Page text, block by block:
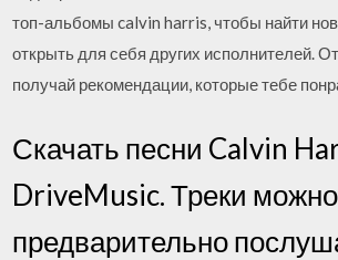
топ-альбомы calvin harris, чтобы найти
открыть для себя других исполнителей.
получай рекомендации, которые тебе
Скачать песни Calvin
DriveMusic. Треки можно
предварительно